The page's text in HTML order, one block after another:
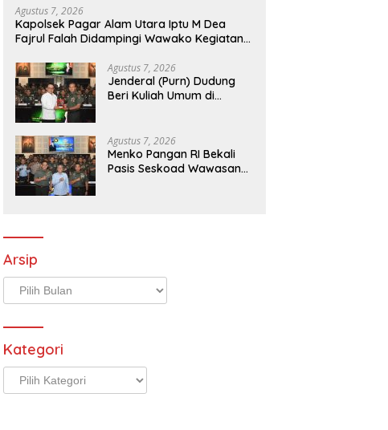
Agustus 7, 2026
Kapolsek Pagar Alam Utara Iptu M Dea
Fajrul Falah Didampingi Wawako Kegiatan
Agustus 7, 2026
Jenderal (Purn) Dudung
Beri Kuliah Umum di
Presiden
Agustus 7, 2026
Menko Pangan RI Bekali
Pasis Seskoad Wawasan
Arsip
Arsip
Kategori
Kategori